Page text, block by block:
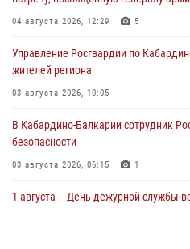
04 августа 2026, 12:29 5
Управление Росгвардии по
жителей региона
03 августа 2026, 10:05
В Кабардино‑Балкарии сотрудник
безопасности
03 августа 2026, 06:15 1
1 августа – День дежурной службы